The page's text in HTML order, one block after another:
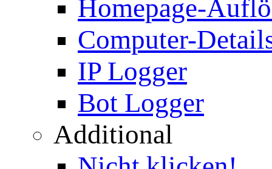
Homepage-
Computer-
IP Logger
Bot Logger
Additional